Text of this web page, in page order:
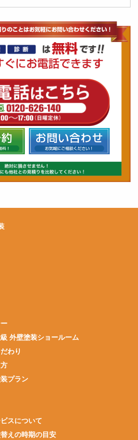
外壁塗装ショールーム
わり
プラン
スについて
えの時期の目安